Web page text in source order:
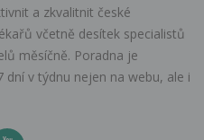
a zkvalitnit české
včetně desítek specialistů
měsíčně. Poradna je
v týdnu nejen na webu, ale i